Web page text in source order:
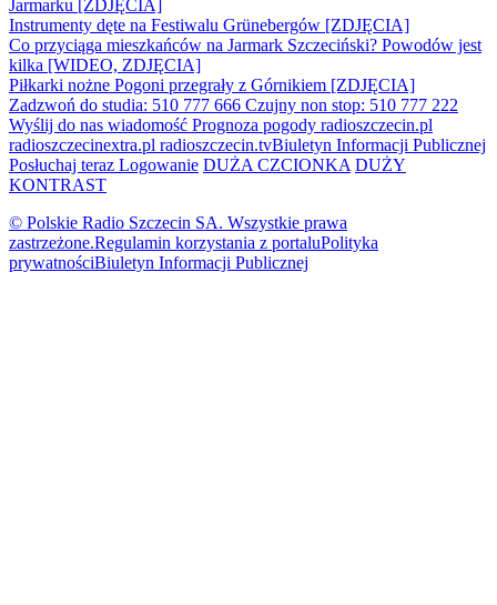
Jarmarku [ZDJĘCIA]
Instrumenty dęte na Festiwalu Grünebergów [ZDJĘCIA]
Co przyciąga mieszkańców na Jarmark Szczeciński? Powodów jest
kilka [WIDEO, ZDJĘCIA]
Piłkarki nożne Pogoni przegrały z Górnikiem [ZDJĘCIA]
Zadzwoń do studia: 510 777 666 Czujny non stop: 510 777 222
Wyślij do nas wiadomość Prognoza pogody radioszczecin.pl
radioszczecinextra.pl radioszczecin.tvBiuletyn Informacji Publicznej
Posłuchaj teraz Logowanie DUŻA CZCIONKA DUŻY
KONTRAST
© Polskie Radio Szczecin SA. Wszystkie prawa
zastrzeżone.Regulamin korzystania z portaluPolityka
prywatnościBiuletyn Informacji Publicznej